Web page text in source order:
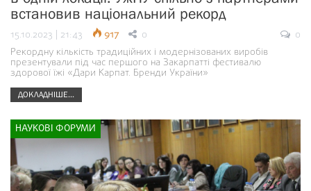
встановив національний рекорд
15.10.2023 | 21:43 917 0
0
Рекордну кількість традиційних і модернізованих виробів
презентували під час першого на Закарпатті фестивалю
здорової їжі «Дари Карпат. Бренди України»
ДОКЛАДНІШЕ...
НАУКОВІ ФОРУМИ